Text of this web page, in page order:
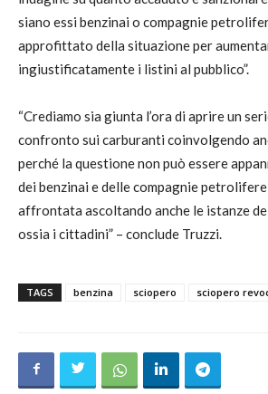
siano essi benzinai o compagnie
approfittato della situazione per
ingiustificatamente i listini al pubblico”.
“Crediamo sia giunta l’ora di aprire un
confronto sui carburanti coinvolgendo
perché la questione non può essere
dei benzinai e delle compagnie
affrontata ascoltando anche le istanze
ossia i cittadini” – conclude Truzzi.
TAGS benzina sciopero sciopero